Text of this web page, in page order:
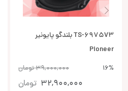
TS-6975V3 بلندگو پایونیر
Pioneer
16%
39,000,000تومان
32,900,000 تومان